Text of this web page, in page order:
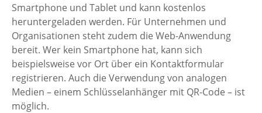
Smartphone und Tablet und kann kostenlos
heruntergeladen werden. Für Unternehmen und
Organisationen steht zudem die Web-Anwendung
bereit. Wer kein Smartphone hat, kann sich
beispielsweise vor Ort über ein Kontaktformular
registrieren. Auch die Verwendung von analogen
Medien – einem Schlüsselanhänger mit QR-Code – ist
möglich.